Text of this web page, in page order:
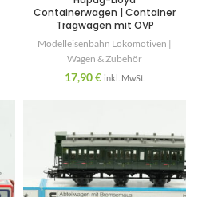
Containerwagen | Container
Tragwagen mit OVP
Modelleisenbahn Lokomotiven |
Wagen & Zubehör
17,90€ inkl. MwSt.